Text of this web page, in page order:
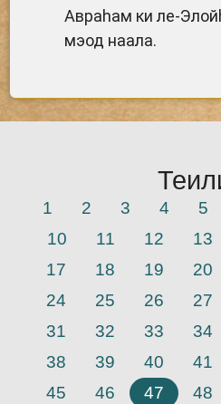
Авраhам ки ле-
мэод наала.
1 2 3 4 5
10
11 12 13
17
18 19 20
24
25 26 27
31
32 33 34
38
39 40 41
45
46 47 48